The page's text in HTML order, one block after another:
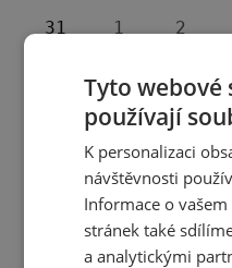
31
1 2
Tyto webové
používají
K personalizaci
návštěvnosti
Informace o
stránek také
a analytickými